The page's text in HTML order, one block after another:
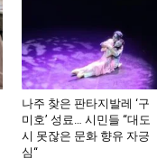
나주 찾은 판타지발레 ‘구
미호’ 성료… 시민들 “대도
시 못잖은 문화 향유 자긍
심“